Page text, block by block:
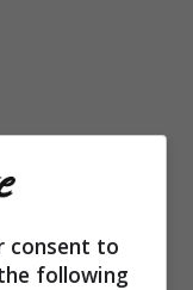
consent to
following